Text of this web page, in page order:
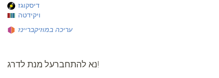
דיסקוגז
ויקידטה
עריכה במוזיקבריינז
נא להתחברעל מנת לדרג!